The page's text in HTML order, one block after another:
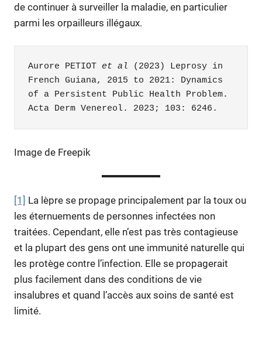
de continuer à surveiller la maladie, en particulier
parmi les orpailleurs illégaux.
Aurore PETIOT et al (2023) Leprosy in
French Guiana, 2015 to 2021: Dynamics
of a Persistent Public Health Problem.
Acta Derm Venereol. 2023; 103: 6246.
Image de Freepik
[1] La lèpre se propage principalement par la toux ou
les éternuements de personnes infectées non
traitées. Cependant, elle n’est pas très contagieuse
et la plupart des gens ont une immunité naturelle qui
les protège contre l’infection. Elle se propagerait
plus facilement dans des conditions de vie
insalubres et quand l’accès aux soins de santé est
limité.